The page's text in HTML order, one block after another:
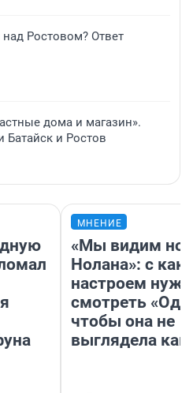
Ростовом? Ответ
дома и магазин».
Батайск и Ростов
МНЕНИЕ
«Мы видим
Нолана»: с
настроем
смотреть
чтобы она не
выглядела как